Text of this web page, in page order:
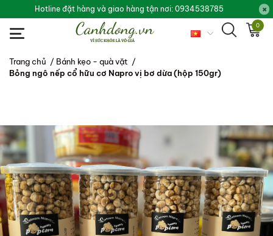
Hotline đặt hàng và giao hàng tận nơi: 0934538785
0
Trang chủ / Bánh kẹo - quà vặt /
Bỏng ngô nếp cổ hữu cơ Napro vị bơ dừa (hộp 150gr)